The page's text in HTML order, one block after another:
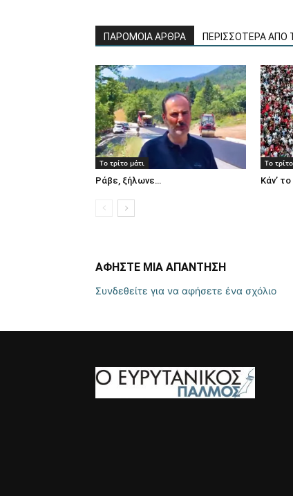
ΠΑΡΟΜΟΙΑ ΑΡΘΡΑ ΠΕΡΙΣΣΟΤΕΡΑ ΑΠΟ
Το τρίτο μάτι
Ράβε, ξήλωνε…
Το
Κάν’
ΑΦΗΣΤΕ ΜΙΑ ΑΠΑΝΤΗΣΗ
Συνδεθείτε για να αφήσετε ένα σχόλιο